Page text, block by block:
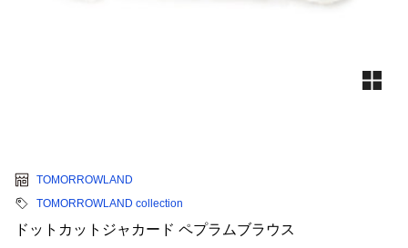
TOMORROWLAND
TOMORROWLAND collection
ドットカットジャカード ペプラムブラウス